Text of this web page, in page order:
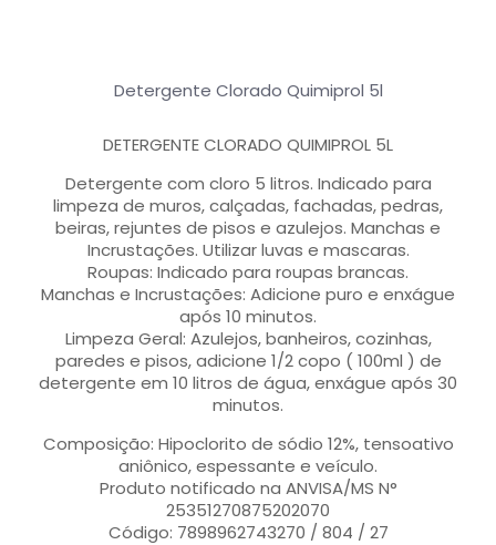
Detergente Clorado Quimiprol 5l
DETERGENTE CLORADO QUIMIPROL 5L
Detergente com cloro 5 litros. Indicado para
limpeza de muros, calçadas, fachadas, pedras,
beiras, rejuntes de pisos e azulejos. Manchas e
Incrustações. Utilizar luvas e mascaras.
Roupas: Indicado para roupas brancas.
Manchas e Incrustações: Adicione puro e enxágue
após 10 minutos.
Limpeza Geral: Azulejos, banheiros, cozinhas,
paredes e pisos, adicione 1/2 copo ( 100ml ) de
detergente em 10 litros de água, enxágue após 30
minutos.
Composição: Hipoclorito de sódio 12%, tensoativo
aniônico, espessante e veículo.
Produto notificado na ANVISA/MS N°
25351270875202070
Código: 7898962743270 / 804 / 27